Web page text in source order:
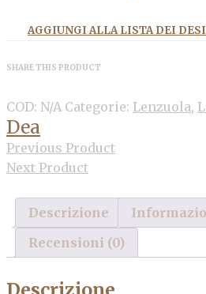
AGGIUNGI ALLA LISTA DEI
SHARE THIS PRODUCT
COD: N/A Categorie: Lenzuola,
Dea
Previous Product
Next Product
Descrizione
Recensioni (0)